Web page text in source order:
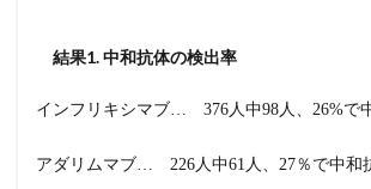
結果1. 中和抗体の検出率
インフリキシマブ… 376人中98人、26%で
アダリムマブ… 226人中61人、27％で中和